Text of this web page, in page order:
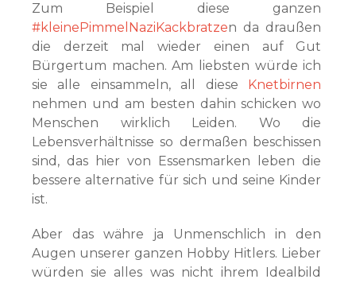
Zum Beispiel diese ganzen
#kleinePimmelNaziKackbratzen da draußen
die derzeit mal wieder einen auf Gut
Bürgertum machen. Am liebsten würde ich
sie alle einsammeln, all diese Knetbirnen
nehmen und am besten dahin schicken wo
Menschen wirklich Leiden. Wo die
Lebensverhältnisse so dermaßen beschissen
sind, das hier von Essensmarken leben die
bessere alternative für sich und seine Kinder
ist.
Aber das währe ja Unmenschlich in den
Augen unserer ganzen Hobby Hitlers. Lieber
würden sie alles was nicht ihrem Idealbild